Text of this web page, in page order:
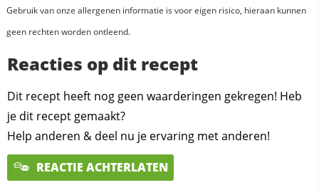
Gebruik van onze allergenen informatie is voor eigen risico, hieraan kunnen
geen rechten worden ontleend.
Reacties op dit recept
Dit recept heeft nog geen waarderingen gekregen! Heb
je dit recept gemaakt?
Help anderen & deel nu je ervaring met anderen!
REACTIE ACHTERLATEN